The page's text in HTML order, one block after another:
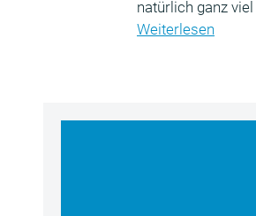
natürlich ganz
Weiterlesen